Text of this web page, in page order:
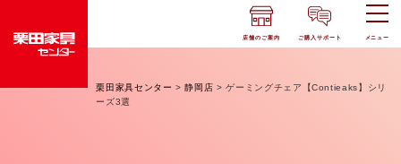
店舗のご案内 ご購入サポート メニュー
栗田家具センター >静岡店 >ゲーミングチェア【Contieaks】シリ
ーズ3選